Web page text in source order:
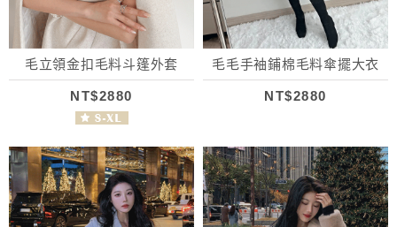
毛立領金扣毛料斗篷外套
NT$2880
毛毛手袖鋪棉毛料傘擺大衣
NT$2880